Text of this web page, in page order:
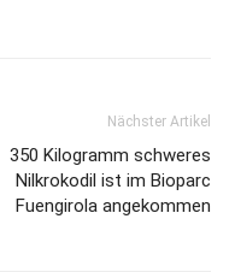
Nächster Artikel
350 Kilogramm schweres
Nilkrokodil ist im Bioparc
Fuengirola angekommen